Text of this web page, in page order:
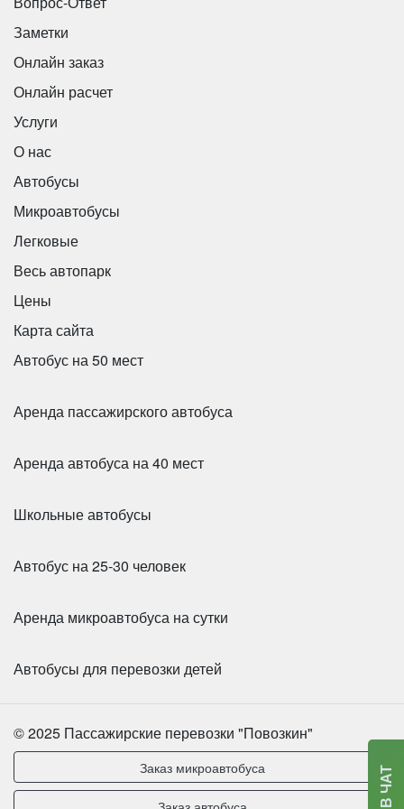
Заметки
Онлайн заказ
Онлайн расчет
Услуги
О нас
Автобусы
Микроавтобусы
Легковые
Весь автопарк
Цены
Карта сайта
Автобус на 50 мест
Аренда пассажирского автобуса
Аренда автобуса на 40 мест
Школьные автобусы
Автобус на 25-30 человек
Аренда микроавтобуса на сутки
Автобусы для перевозки детей
© 2025 Пассажирские перевозки "Повозкин"
Заказ микроавтобуса